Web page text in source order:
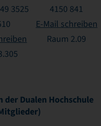
3525
4150 841
E-Mail schreiben
Raum 2.09
Dualen Hochschule